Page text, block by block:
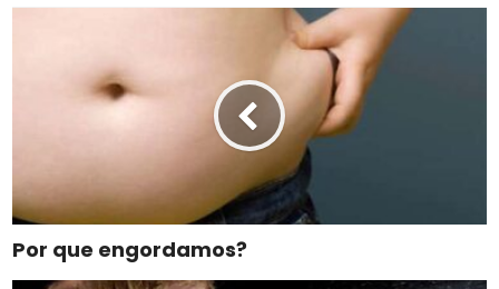
Por que engordamos?